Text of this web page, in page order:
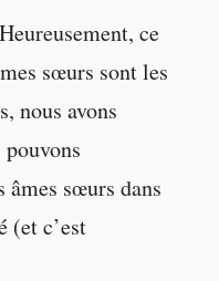
ce
sœurs sont les
nous avons
sœurs dans
(et c’est